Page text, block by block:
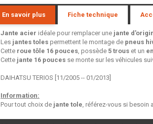
En savoir plus Fiche technique
Jante acier idéale pour remplacer une jante
Les jantes toles permettent le montage de pneus
Cette roue tôle 16 pouces , possède 5 trous et un
Cette jante 16 pouces se monte sur les véhicules
DAIHATSU TERIOS [11/2005 -- 01/2013]
Information:
Pour tout choix de jante tole , référez-vous si